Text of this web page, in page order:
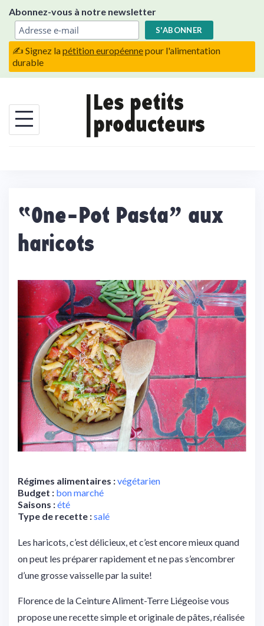
content
Abonnez-vous à notre newsletter
✍️ Signez lapétition européennepour l'alimentation
durable
“One-Pot Pasta” aux
haricots
Régimes alimentaires :végétarien
Budget : bon marché
Saisons :été
Type de recette :salé
Les haricots, c’est délicieux, et c’est encore mieux quand
on peut les préparer rapidement et ne pas s’encombrer
d’une grosse vaisselle par la suite!
Florence de la Ceinture Aliment-Terre Liégeoise vous
propose une recette simple et originale de pâtes, réalisée